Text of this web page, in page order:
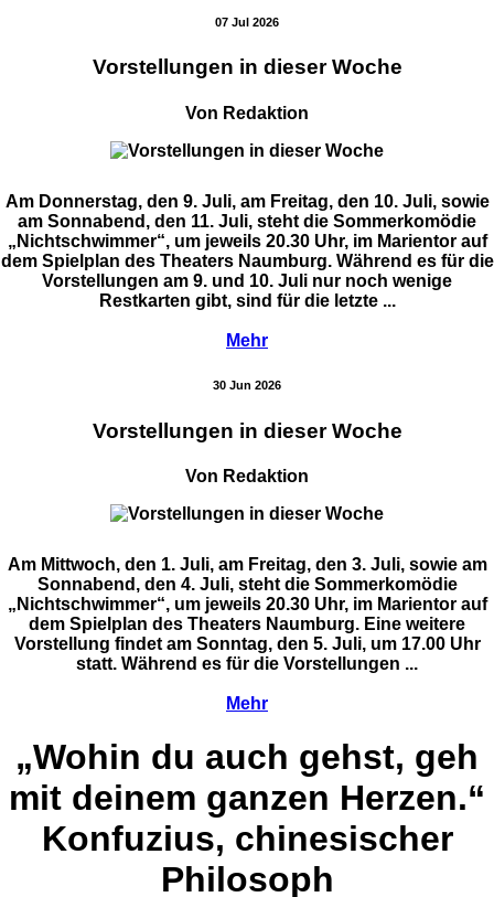
07 Jul 2026
Vorstellungen in dieser Woche
Von Redaktion
Am Donnerstag, den 9. Juli, am Freitag, den 10. Juli, sowie
am Sonnabend, den 11. Juli, steht die Sommerkomödie
„Nichtschwimmer“, um jeweils 20.30 Uhr, im Marientor auf
dem Spielplan des Theaters Naumburg. Während es für die
Vorstellungen am 9. und 10. Juli nur noch wenige
Restkarten gibt, sind für die letzte ...
Mehr
30 Jun 2026
Vorstellungen in dieser Woche
Von Redaktion
Am Mittwoch, den 1. Juli, am Freitag, den 3. Juli, sowie am
Sonnabend, den 4. Juli, steht die Sommerkomödie
„Nichtschwimmer“, um jeweils 20.30 Uhr, im Marientor auf
dem Spielplan des Theaters Naumburg. Eine weitere
Vorstellung findet am Sonntag, den 5. Juli, um 17.00 Uhr
statt. Während es für die Vorstellungen ...
Mehr
„Wohin du auch gehst, geh
mit deinem ganzen Herzen.“
Konfuzius, chinesischer
Philosoph